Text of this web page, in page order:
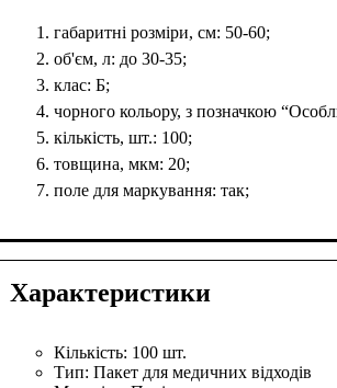
габаритні розміри, см: 50-60;
об'єм, л: до 30-35;
клас: Б;
чорного кольору, з позначкою
кількість, шт.: 100;
товщина, мкм: 20;
поле для маркування: так;
Характеристики
Кількість: 100 шт.
Тип: Пакет для медичних відходів